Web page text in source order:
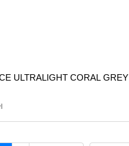
ULTRALIGHT CORAL GREY